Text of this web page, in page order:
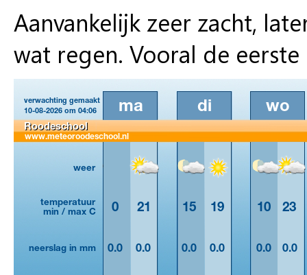
Aanvankelijk zeer zacht,
wat regen. Vooral de